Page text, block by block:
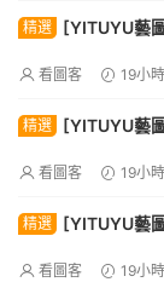
精選 [YITUYU藝
看圖客 19小
精選 [YITUYU藝
看圖客 19小
精選
[YITUYU藝
看圖客 19小